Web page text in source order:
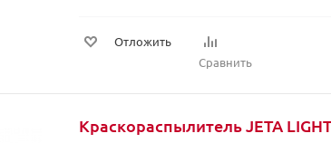
Отложить
Сравнить
Краскораспылитель JETA